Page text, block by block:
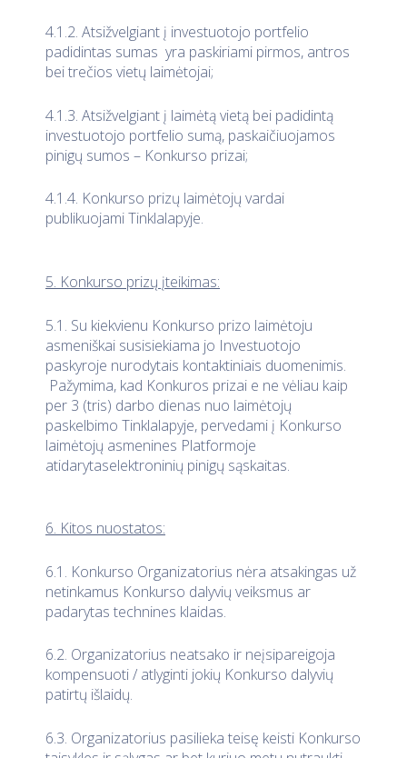
4.1.2. Atsižvelgiant į investuotojo portfelio
padidintas sumas yra paskiriami pirmos, antros
bei trečios vietų laimėtojai;
4.1.3. Atsižvelgiant į laimėtą vietą bei padidintą
investuotojo portfelio sumą, paskaičiuojamos
pinigų sumos – Konkurso prizai;
4.1.4. Konkurso prizų laimėtojų vardai
publikuojami Tinklalapyje.
5. Konkurso prizų įteikimas:
5.1. Su kiekvienu Konkurso prizo laimėtoju
asmeniškai susisiekiama jo Investuotojo
paskyroje nurodytais kontaktiniais duomenimis.
Pažymima, kad Konkuros prizai e ne vėliau kaip
per 3 (tris) darbo dienas nuo laimėtojų
paskelbimo Tinklalapyje, pervedami į Konkurso
laimėtojų asmenines Platformoje
atidarytaselektroninių pinigų sąskaitas.
6. Kitos nuostatos:
6.1. Konkurso Organizatorius nėra atsakingas už
netinkamus Konkurso dalyvių veiksmus ar
padarytas technines klaidas.
6.2. Organizatorius neatsako ir neįsipareigoja
kompensuoti / atlyginti jokių Konkurso dalyvių
patirtų išlaidų.
6.3. Organizatorius pasilieka teisę keisti Konkurso